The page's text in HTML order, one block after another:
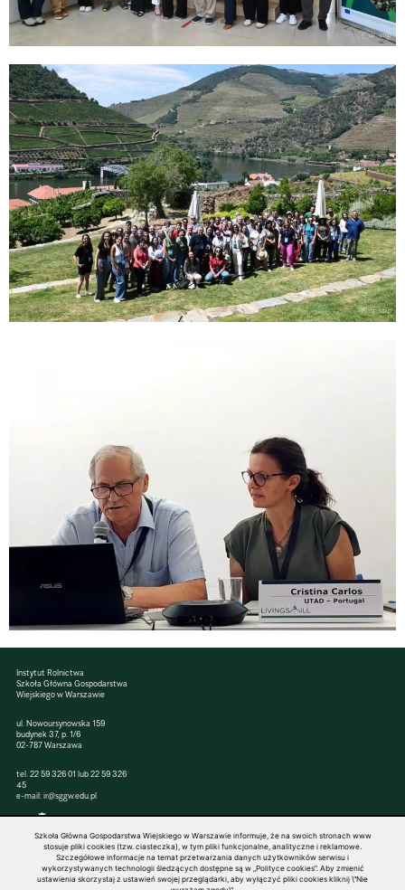
Instytut Rolnictwa
Szkoła Główna Gospodarstwa
Wiejskiego w Warszawie
ul. Nowoursynowska 159
budynek 37, p. 1/6
02-787 Warszawa
tel.22 59 326 01 lub22 59 326
45
e-mail:ir@sggw.edu.pl
© 1816–2026 SGGW — ALL RIGHTS RESERVED
Szkoła Główna Gospodarstwa Wiejskiego w Warszawie informuje, że na swoich stronach www
stosuje pliki cookies (tzw. ciasteczka), w tym pliki funkcjonalne, analityczne i reklamowe.
Szczegółowe informacje na temat przetwarzania danych użytkowników serwisu i
wykorzystywanych technologii śledzących dostępne są w „Polityce cookies”. Aby zmienić
ustawienia skorzystaj z ustawień swojej przeglądarki, aby wyłączyć pliki cookies kliknij \"Nie